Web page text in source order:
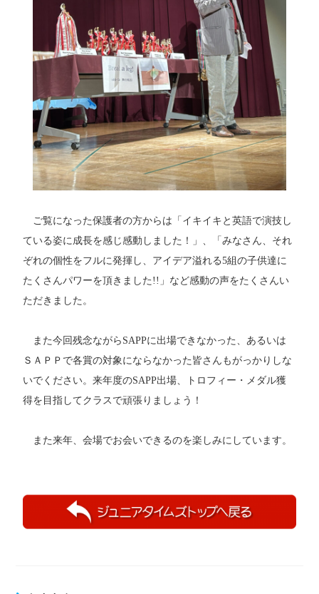
ご覧になった保護者の方からは「イキイキと英語で演技し
ている姿に成長を感じ感動しました！」、
「みなさん、それ
ぞれの個性をフルに発揮し、アイデア溢れる5組の子供達に
たくさんパワーを頂きました!!」など感動の声をたくさんい
ただきました。
また今回残念ながらSAPPに出場できなかった、あるいは
ＳＡＰＰで各賞の対象にならなかった皆さんもがっかりしな
いでください。来年度のSAPP出場、トロフィー・メダル獲
得を目指してクラスで頑張りましょう！
また来年、会場でお会いできるのを楽しみにしています。